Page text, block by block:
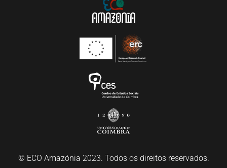
© ECO Amazónia 2023. Todos os direitos reservados.